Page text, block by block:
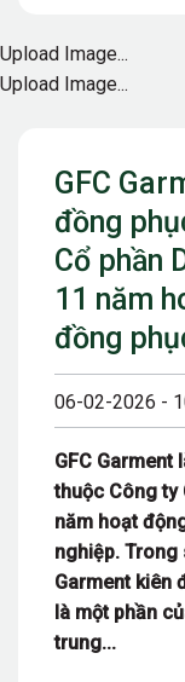
GFC
đồng
Cổ phần
11 năm
đồng
06-02-2026 -
GFC
thuộc Công ty
năm hoạt
nghiệp. Trong
Garment kiên
là một phần
trung...
Upload Image...
Upload Image...